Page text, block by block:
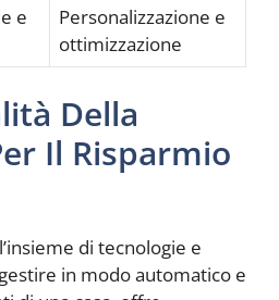
e
Personalizzazione e
ottimizzazione
Della
Il Risparmio
di tecnologie e
in modo automatico e